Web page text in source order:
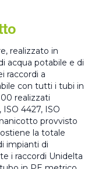
realizzato in
acqua potabile e di
raccordi a
con tutti i tubi in
realizzati
4427, ISO
provvisto
la totale
impianti di
i raccordi Unidelta